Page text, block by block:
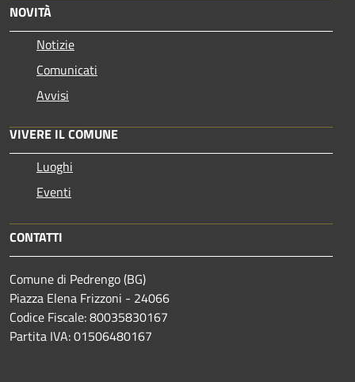
NOVITÀ
Notizie
Comunicati
Avvisi
VIVERE IL COMUNE
Luoghi
Eventi
CONTATTI
Comune di Pedrengo (BG)
Piazza Elena Frizzoni - 24066
Codice Fiscale: 80035830167
Partita IVA: 01506480167